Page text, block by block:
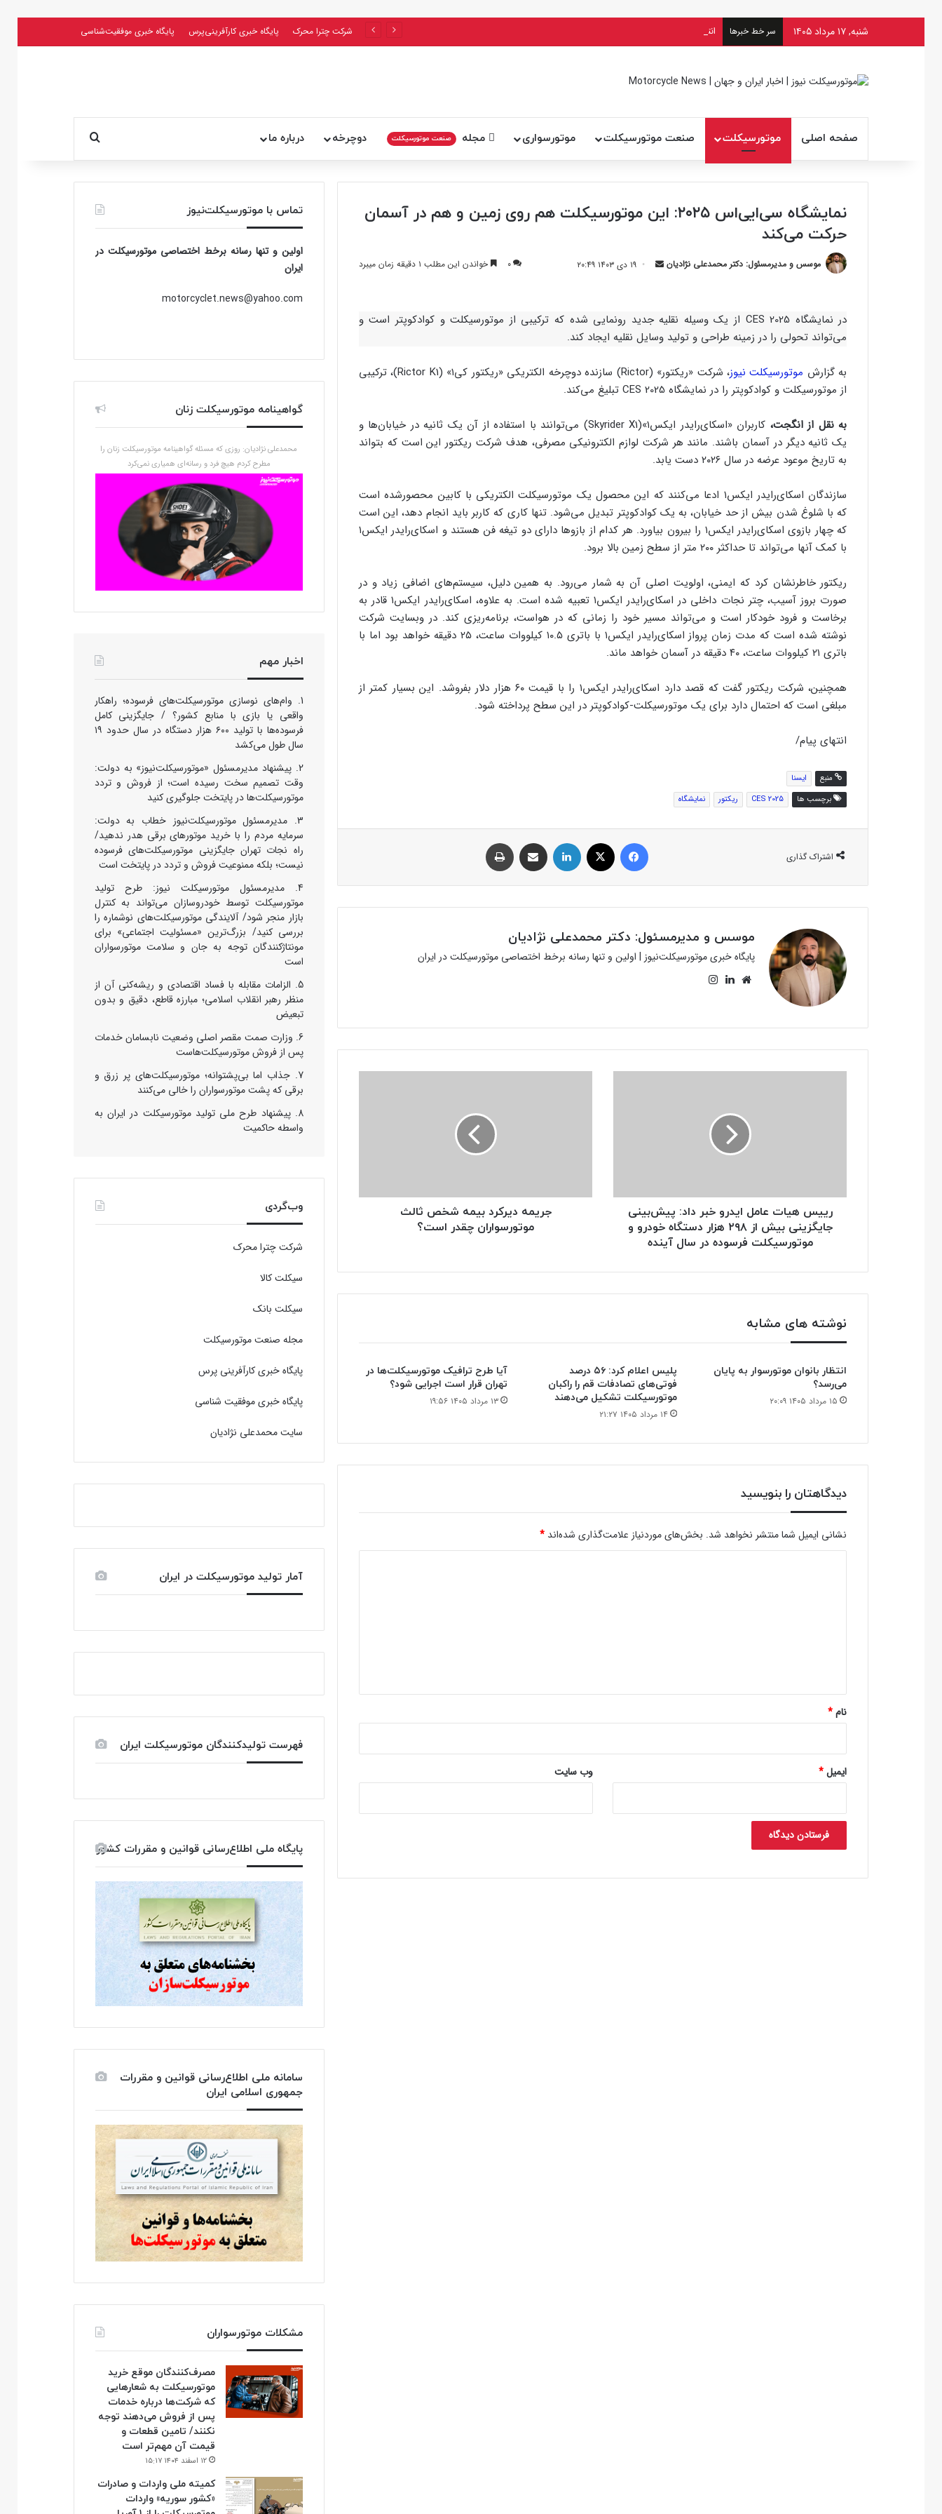
شنبه, ۱۷ مرداد ۱۴۰۵ سر خط خبرها انتظار بانوان موتورسوار به پایان می‌رسد؟ شرکت چترا محرک پایگاه خبری کارآفرینی‌پرس پایگاه خبری موفقیت‌شناسی
صفحه اصلی موتورسیکلت صنعت موتورسیکلت موتورسواری مجله صنعت موتورسیکلت دوچرخه درباره ما جستجو برای
نمایشگاه سی‌ایی‌اس ۲۰۲۵: این موتورسیکلت هم روی زمین و هم در آسمان
حرکت می‌کند
موسس و مدیرمسئول: دکتر محمدعلی نژادیان
ارسال ۱۹ دی ۱۴۰۳ ۲۰:۴۹ ۰ خواندن این مطلب ۱ دقیقه زمان میبرد
در نمایشگاه CES 2025 از یک وسیله نقلیه جدید رونمایی شده که ترکیبی از موتورسیکلت و کوادکوپتر است و
می‌تواند تحولی را در زمینه طراحی و تولید وسایل نقلیه ایجاد کند.
به گزارش موتورسیکلت نیوز
، شرکت «ریکتور» (Rictor) سازنده دوچرخه الکتریکی «ریکتور کی۱» (Rictor K1)، ترکیبی
از موتورسیکلت و کوادکوپتر را در نمایشگاه CES 2025 تبلیغ می‌کند.
به نقل از انگجت،
کاربران «اسکای‌رایدر ایکس۱»(Skyrider X1) می‌توانند با استفاده از آن یک ثانیه در خیابان‌ها و
یک ثانیه دیگر در آسمان باشند. مانند هر شرکت لوازم الکترونیکی مصرفی، هدف شرکت ریکتور این است که بتواند
به تاریخ موعود عرضه در سال ۲۰۲۶ دست یابد.
سازندگان اسکای‌رایدر ایکس۱ ادعا می‌کنند که این محصول یک موتورسیکلت الکتریکی با کابین محصورشده است
که با شلوغ شدن بیش از حد خیابان، به یک کوادکوپتر تبدیل می‌شود. تنها کاری که کاربر باید انجام دهد، این است
که چهار بازوی اسکای‌رایدر ایکس۱ را بیرون بیاورد. هر کدام از بازوها دارای دو تیغه فن هستند و اسکای‌رایدر ایکس۱
با کمک آنها می‌تواند تا حداکثر ۲۰۰ متر از سطح زمین بالا برود.
ریکتور خاطرنشان کرد که ایمنی، اولویت اصلی آن به شمار می‌رود. به همین دلیل، سیستم‌های اضافی زیاد و در
صورت بروز آسیب، چتر نجات داخلی در اسکای‌رایدر ایکس۱ تعبیه شده است. به علاوه، اسکای‌رایدر ایکس۱ قادر به
برخاست و فرود خودکار است و می‌تواند مسیر خود را زمانی که در هواست، برنامه‌ریزی کند. در وبسایت شرکت
نوشته شده است که مدت زمان پرواز اسکای‌رایدر ایکس۱ با باتری ۱۰.۵ کیلووات ساعت، ۲۵ دقیقه خواهد بود اما با
باتری ۲۱ کیلووات ساعت، ۴۰ دقیقه در آسمان خواهد ماند.
همچنین، شرکت ریکتور گفت که قصد دارد اسکای‌رایدر ایکس۱ را با قیمت ۶۰ هزار دلار بفروشد. این بسیار کمتر از
مبلغی است که احتمال دارد برای یک موتورسیکلت-کوادکوپتر در این سطح پرداخته شود.
انتهای پیام/
منبع
ایسنا
برچسب ها
CES 2025 ریکتور نمایشگاه
اشتراک گذاری
فیس بوک لینکدین اشتراک گذاری از طریق ایمیل
موسس و مدیرمسئول: دکتر محمدعلی نژادیان
پایگاه خبری موتورسیکلت‌نیوز | اولین و تنها رسانه برخط اختصاصی موتورسیکلت در ایران
وبسایتلینکدین
بیش
۲۹۸
خودرو
موتورسیکلت
در
سال
رییس هیات عامل ایدرو خبر داد: پیش‌بینی
جایگزینی بیش از ۲۹۸ هزار دستگاه خودرو و
موتورسیکلت فرسوده در سال آینده
جریمه دیرکرد بیمه شخص ثالث
موتورسواران چقدر است؟
نوشته های مشابه
انتظار بانوان موتورسوار به پایان
می‌رسد؟
۱۵ مرداد ۱۴۰۵ ۲۰:۰۹
پلیس اعلام کرد: ۵۶ درصد
فوتی‌های تصادفات قم را راکبان
موتورسیکلت تشکیل می‌دهند
۱۴ مرداد ۱۴۰۵ ۲۱:۲۷
آیا طرح ترافیک موتورسیکلت‌ها در
تهران قرار است اجرایی شود؟
۱۳ مرداد ۱۴۰۵ ۱۹:۵۶
دیدگاهتان را بنویسید
نشانی ایمیل شما منتشر نخواهد شد. بخش‌های موردنیاز علامت‌گذاری شده‌اند *
نام*
ایمیل* وب‌ سایت
تماس با موتورسیکلت‌نیوز
اولین و تنها رسانه برخط اختصاصی موتورسیکلت در
ایران
motorcyclet.news@yahoo.com
گواهینامه موتورسیکلت زنان
محمدعلی نژادیان: روزی که مسئله گواهینامه موتورسیکلت زنان را
مطرح کردم هیچ فرد و رسانه‌ای همیاری نمی‌کرد
اخبار مهم
وام‌های نوسازی موتورسیکلت‌های فرسوده؛ راهکار
واقعی یا بازی با منابع کشور؟ / جایگزینی کامل
فرسوده‌ها با تولید ۶۰۰ هزار دستگاه در سال حدود ۱۹
سال طول می‌کشد
پیشنهاد مدیرمسئول «موتورسیکلت‌نیوز» به دولت:
وقت تصمیم سخت رسیده است؛ از فروش و تردد
موتورسیکلت‌ها در پایتخت جلوگیری کنید
مدیرمسئول موتورسیکلت‌نیوز خطاب به دولت:
سرمایه مردم را با خرید موتورهای برقی هدر ندهید/
راه نجات تهران جایگزینی موتورسیکلت‌های فرسوده
نیست؛ بلکه ممنوعیت فروش و تردد در پایتخت است
مدیرمسئول موتورسیکلت نیوز: طرح تولید
موتورسیکلت توسط خودروسازان می‌تواند به کنترل
بازار منجر شود/ آلایندگی موتورسیکلت‌های نوشماره را
بررسی کنید/ بزرگ‌ترین «مسئولیت اجتماعی» برای
مونتاژکنندگان توجه به جان و سلامت موتورسواران
است
الزامات مقابله با فساد اقتصادی و ریشه‌کنی آن از
منظر رهبر انقلاب اسلامی؛ مبارزه قاطع، دقیق و بدون
تبعیض
وزارت صمت مقصر اصلی وضعیت نابسامان خدمات
پس از فروش موتورسیکلت‌هاست
جذاب اما بی‌پشتوانه؛ موتورسیکلت‌های پر زرق‌ و
برقی که پشت موتورسواران را خالی می‌کنند
پیشنهاد طرح ملی تولید موتورسیکلت در ایران به
واسطه حاکمیت
وب‌گردی
شرکت چترا محرک
سیکلت کالا
سیکلت بانک
مجله صنعت موتورسیکلت
پایگاه خبری کارآفرینی پرس
پایگاه خبری موفقیت شناسی
سایت محمدعلی نژادیان
آمار تولید موتورسیکلت در ایران
فهرست تولیدکنندگان موتورسیکلت ایران
پایگاه ملی اطلاع‌رسانی قوانین و مقررات کشور
سامانه ملی اطلاع‌رسانی قوانین و مقررات
جمهوری اسلامی ایران
مشکلات موتورسواران
مصرف‌کنندگان موقع خرید
موتورسیکلت به شعارهایی
که شرکت‌ها درباره خدمات
پس از فروش می‌دهند توجه
نکنند/ تامین قطعات و
قیمت آن مهم‌تر است
۱۲ اسفند ۱۴۰۴ ۱۵:۱۷
کمیته ملی واردات و صادرات
«کشور سوریه» واردات